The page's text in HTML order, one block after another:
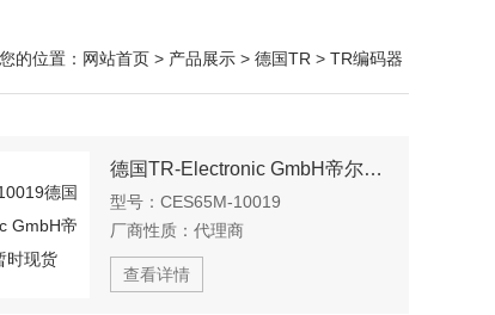
您的位置： 网站首页 > 产品展示 > 德国TR > TR编码器
德国TR-Electronic GmbH帝尔编码器暂时现货
型号： CES65M-10019
厂商性质： 代理商
查看详情